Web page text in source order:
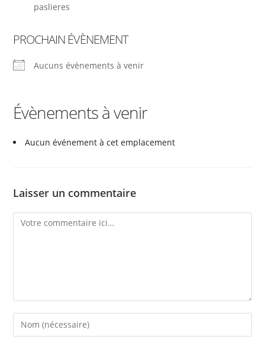
paslieres
PROCHAIN ÉVÈNEMENT
Aucuns évènements à venir
Évènements à venir
Aucun événement à cet emplacement
Laisser un commentaire